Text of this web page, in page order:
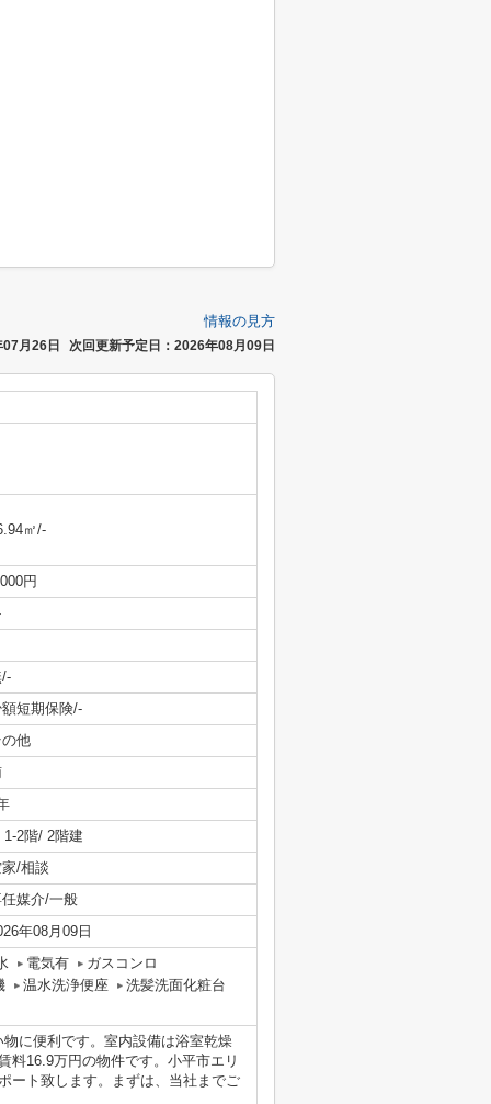
情報の見方
月26日 次回更新予定日：2026年08月09日
㎡/-
円
短期保険/-
他
1-2階/ 2階建
/相談
媒介/一般
年08月09日
電気有
ガスコンロ
温水洗浄便座 洗髪洗面化粧台
に便利です。室内設備は浴室乾燥
料16.9万円の物件です。小平市エリ
ート致します。まずは、当社までご